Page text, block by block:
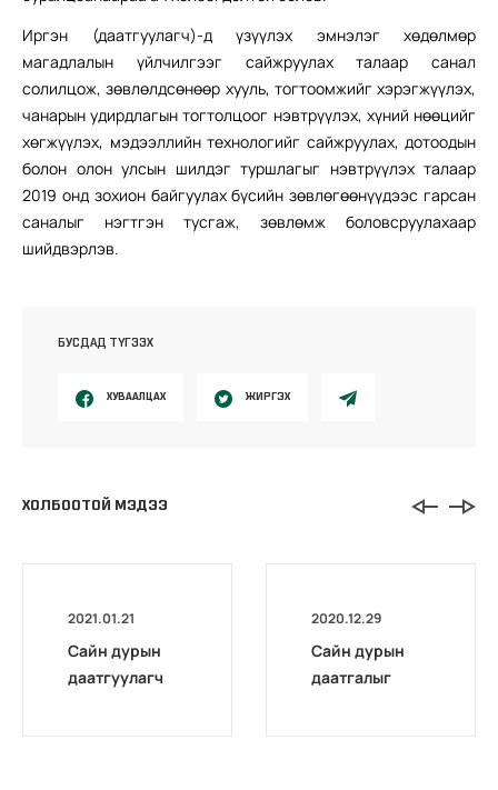
Иргэн (даатгуулагч)-д үзүүлэх эмнэлэг хөдөлмөр
магадлалын үйлчилгээг сайжруулах талаар санал
солилцож, зөвлөлдсөнөөр хууль, тогтоомжийг хэрэгжүүлэх,
чанарын удирдлагын тогтолцоог нэвтрүүлэх, хүний нөөцийг
хөгжүүлэх, мэдээллийн технологийг сайжруулах, дотоодын
болон олон улсын шилдэг туршлагыг нэвтрүүлэх талаар
2019 онд зохион байгуулах бүсийн зөвлөгөөнүүдээс гарсан
саналыг нэгтгэн тусгаж, зөвлөмж боловсруулахаар
шийдвэрлэв.
БУСДАД ТҮГЭЭХ
ХУВААЛЦАХ ЖИРГЭХ
ХОЛБООТОЙ МЭДЭЭ
2021.01.21
Сайн дурын
даатгуулагч
2020.12.29
Сайн дурын
даатгалыг